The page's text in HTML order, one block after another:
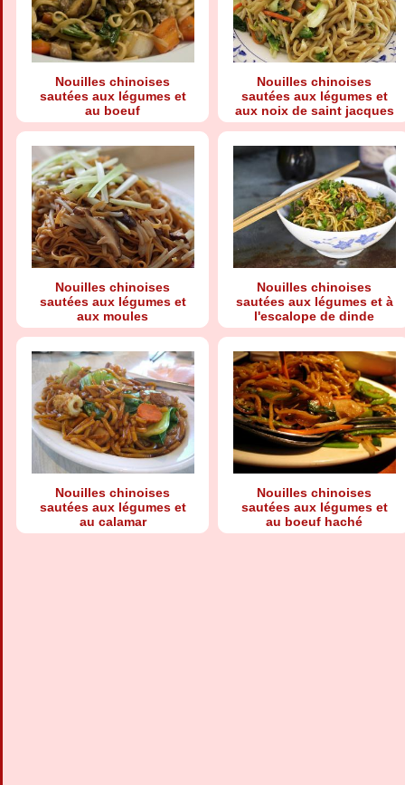
Nouilles chinoises
sautées aux légumes et
au boeuf
Nouilles chinoises
sautées aux légumes et
aux noix de saint jacques
Nouilles chinoises
sautées aux légumes et
aux moules
Nouilles chinoises
sautées aux légumes et à
l'escalope de dinde
Nouilles chinoises
sautées aux légumes et
au calamar
Nouilles chinoises
sautées aux légumes et
au boeuf haché